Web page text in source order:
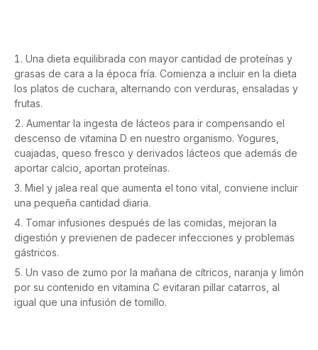
Una dieta equilibrada con mayor cantidad de proteínas y
grasas de cara a la época fría. Comienza a incluir en la dieta
los platos de cuchara, alternando con verduras, ensaladas y
frutas.
Aumentar la ingesta de lácteos para ir compensando el
descenso de vitamina D en nuestro organismo. Yogures,
cuajadas, queso fresco y derivados lácteos que además de
aportar calcio, aportan proteínas.
Miel y jalea real que aumenta el tono vital, conviene incluir
una pequeña cantidad diaria.
Tomar infusiones después de las comidas, mejoran la
digestión y previenen de padecer infecciones y problemas
gástricos.
Un vaso de zumo por la mañana de cítricos, naranja y limón
por su contenido en vitamina C evitaran pillar catarros, al
igual que una infusión de tomillo.